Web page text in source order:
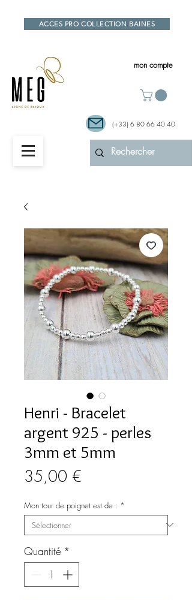
ACCES PRO COLLECTION BAINES
mon compte
(+33) 6 80 66 40 40
Henri - Bracelet
argent 925 - perles
3mm et 5mm
35,00 €
Mon tour de poignet est de : *
Quantité *